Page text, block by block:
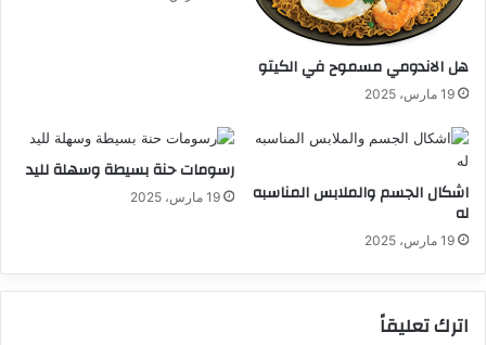
هل الاندومي مسموح في الكيتو
19 مارس، 2025
اشكال الجسم والملابس المناسبه
له
19 مارس، 2025
رسومات حنة بسيطة وسهلة لليد
19 مارس، 2025
اترك تعليقاً